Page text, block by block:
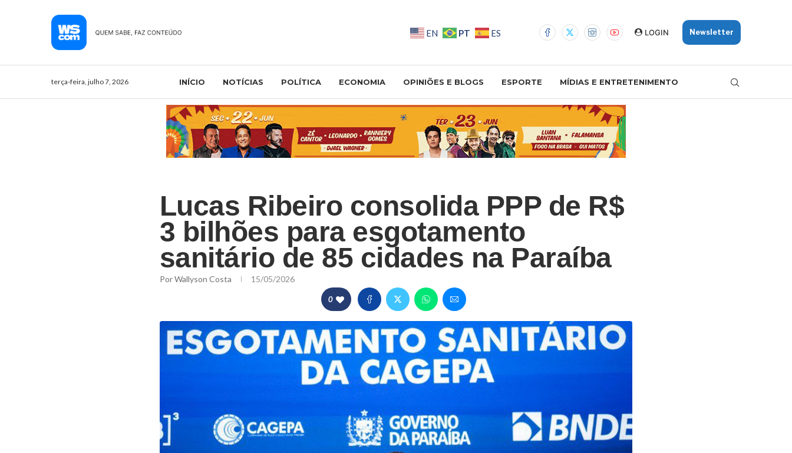
EN PT ES LOGIN Newsletter
terça-feira, julho 7, 2026 INÍCIO NOTÍCIAS POLÍTICA ECONOMIA OPINIÕES E BLOGS ESPORTE MÍDIAS E ENTRETENIMENTO
Lucas Ribeiro consolida PPP de R$
3 bilhões para esgotamento
sanitário de 85 cidades na Paraíba
PorWallyson Costa 15/05/2026
0